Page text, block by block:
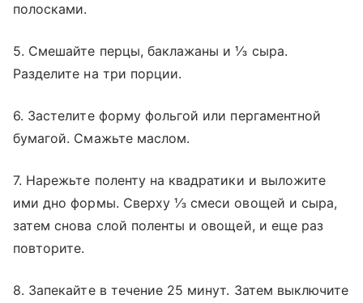
полосками.
5. Смешайте перцы, баклажаны и ⅓ сыра.
Разделите на три порции.
6. Застелите форму фольгой или пергаментной
бумагой. Смажьте маслом.
7. Нарежьте поленту на квадратики и выложите
ими дно формы. Сверху ⅓ смеси овощей и сыра,
затем снова слой поленты и овощей, и еще раз
повторите.
8. Запекайте в течение 25 минут. Затем выключите